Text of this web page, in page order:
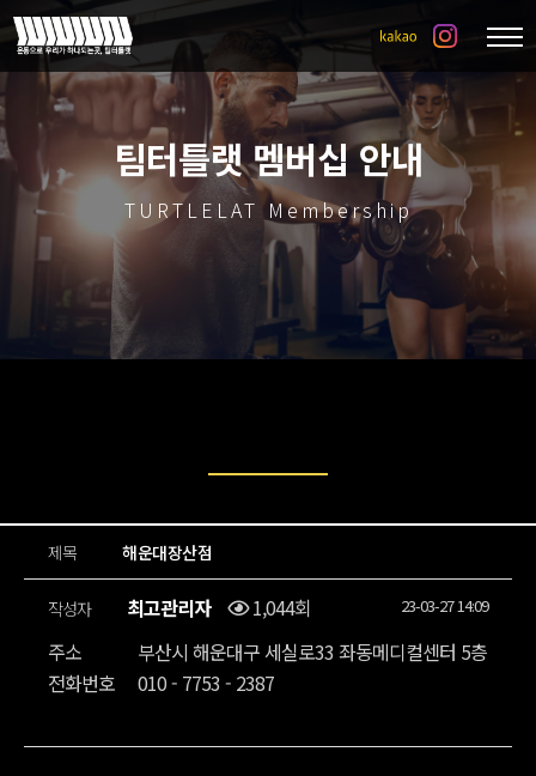
팀터틀랫 멤버십 안내
TURTLELAT Membership
제목 해운대장산점
작성자 최고관리자 1,044회 23-03-27 14:09
주소
부산시 해운대구 세실로33 좌동메디컬센터 5층
전화번호
010 - 7753 - 2387